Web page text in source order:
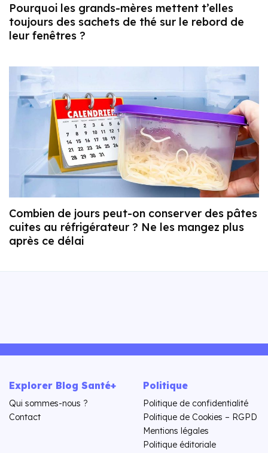
Pourquoi les grands-mères mettent t’elles
toujours des sachets de thé sur le rebord de
leur fenêtres ?
Combien de jours peut-on conserver des pâtes
cuites au réfrigérateur ? Ne les mangez plus
après ce délai
Explorer Blog Santé+
Qui sommes-nous ?
Contact
Politique
Politique de confidentialité
Politique de Cookies – RGPD
Mentions légales
Politique éditoriale